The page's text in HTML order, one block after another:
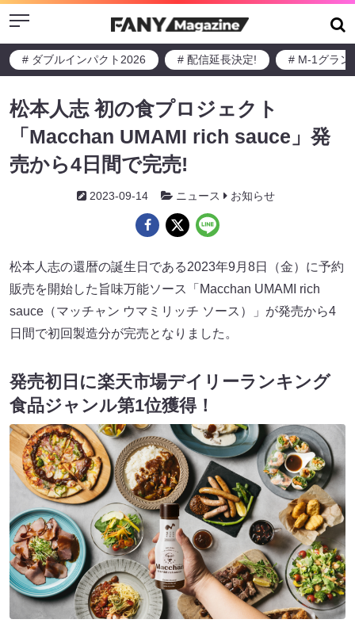
Menu
# ダブルインパクト2026 # 配信延長決定! # M-1グラン
松本人志 初の食プロジェクト
「Macchan UMAMI rich sauce」発
売から4日間で完売!
2023-09-14 ニュース お知らせ
松本人志の還暦の誕生日である2023年9月8日（金）に予約
販売を開始した旨味万能ソース「Macchan UMAMI rich
sauce（マッチャン ウマミリッチ ソース）」が発売から4
日間で初回製造分が完売となりました。
発売初日に楽天市場デイリーランキング
食品ジャンル第1位獲得！